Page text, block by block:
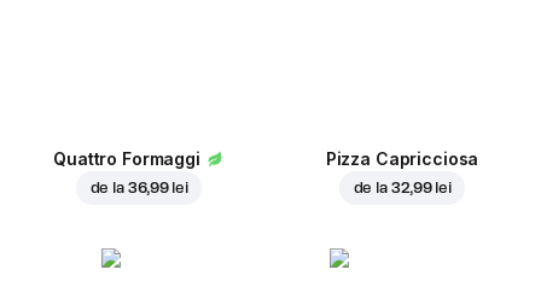
Quattro Formaggi
de la 36,99 lei
Pizza Capricciosa
de la 32,99 lei